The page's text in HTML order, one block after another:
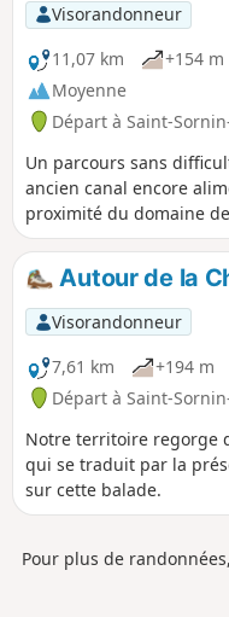
Visorandonneur
11,07 km
+154 m
Moyenne
Départ à Saint-
Un parcours sans
ancien canal encore
proximité du domaine
des Haras Nationaux,
sportif.Autour de la
Visorandonneur
7,61 km
+194 m
Départ à Saint-
Notre territoire regorge
qui se traduit par la
sur cette balade.
Pour plus de